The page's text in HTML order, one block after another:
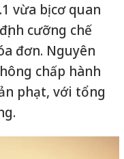
vừa bị cơ quan
cưỡng chế
đơn. Nguyên
chấp hành
phạt, với tổng